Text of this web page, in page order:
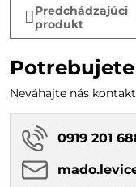
Predchádzajúci
produkt
Neváhajte nás
0919 201